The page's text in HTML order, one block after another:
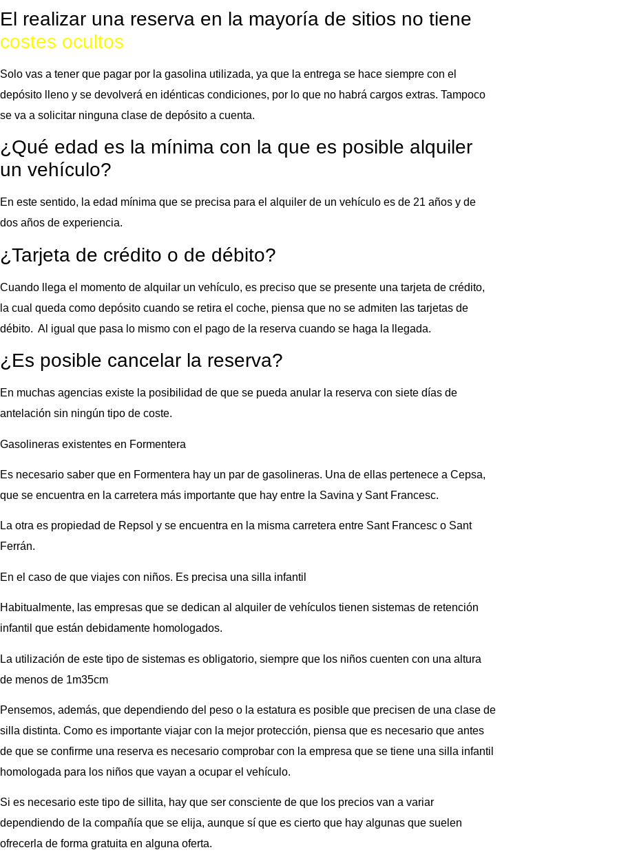
El realizar una reserva en la mayoría de sitios no tiene
costes ocultos
Solo vas a tener que pagar por la gasolina utilizada, ya que la entrega se hace siempre con el
depósito lleno y se devolverá en idénticas condiciones, por lo que no habrá cargos extras. Tampoco
se va a solicitar ninguna clase de depósito a cuenta.
¿Qué edad es la mínima con la que es posible alquiler
un vehículo?
En este sentido, la edad mínima que se precisa para el alquiler de un vehículo es de 21 años y de
dos años de experiencia.
¿Tarjeta de crédito o de débito?
Cuando llega el momento de alquilar un vehículo, es preciso que se presente una tarjeta de crédito,
la cual queda como depósito cuando se retira el coche, piensa que no se admiten las tarjetas de
débito. Al igual que pasa lo mismo con el pago de la reserva cuando se haga la llegada.
¿Es posible cancelar la reserva?
En muchas agencias existe la posibilidad de que se pueda anular la reserva con siete días de
antelación sin ningún tipo de coste.
Gasolineras existentes en Formentera
Es necesario saber que en Formentera hay un par de gasolineras. Una de ellas pertenece a Cepsa,
que se encuentra en la carretera más importante que hay entre la Savina y Sant Francesc.
La otra es propiedad de Repsol y se encuentra en la misma carretera entre Sant Francesc o Sant
Ferrán.
En el caso de que viajes con niños. Es precisa una silla infantil
Habitualmente, las empresas que se dedican al alquiler de vehículos tienen sistemas de retención
infantil que están debidamente homologados.
La utilización de este tipo de sistemas es obligatorio, siempre que los niños cuenten con una altura
de menos de 1m35cm
Pensemos, además, que dependiendo del peso o la estatura es posible que precisen de una clase de
silla distinta. Como es importante viajar con la mejor protección, piensa que es necesario que antes
de que se confirme una reserva es necesario comprobar con la empresa que se tiene una silla infantil
homologada para los niños que vayan a ocupar el vehículo.
Si es necesario este tipo de sillita, hay que ser consciente de que los precios van a variar
dependiendo de la compañía que se elija, aunque sí que es cierto que hay algunas que suelen
ofrecerla de forma gratuita en alguna oferta.